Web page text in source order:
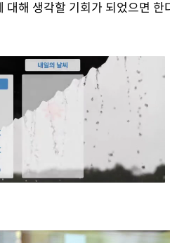
대해 생각할 기회가 되었으면
Mute